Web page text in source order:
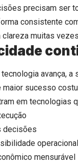
precisam ser
consistente
clareza muitas
avança,
sucesso
em tecnologias
decisões
operacional
mensurável